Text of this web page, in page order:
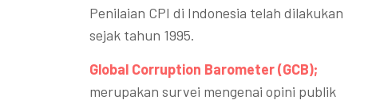
Penilaian CPI di Indonesia telah dilakukan
sejak tahun 1995.
Global Corruption Barometer (GCB);
merupakan survei mengenai opini publik